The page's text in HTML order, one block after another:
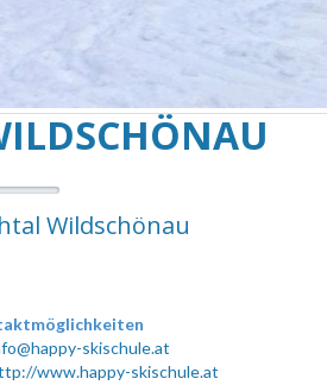
Wildschönau
skischule.at
www.happy-skischule.at